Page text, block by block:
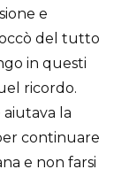
e
del tutto
in questi
ricordo.
la
continuare
e non farsi